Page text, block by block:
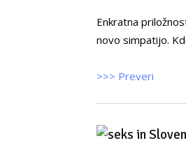
Enkratna
novo simpatijo.
>>> Preveri